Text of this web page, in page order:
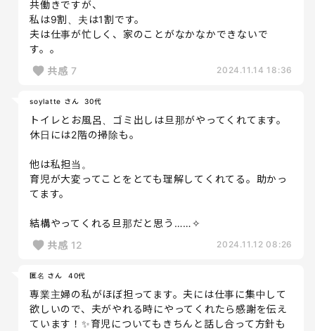
共働きですが、
私は9割、夫は1割です。
夫は仕事が忙しく、家のことがなかなかできないで
す。。
共感 7 2024.11.14 18:36
soylatte さん 30代
トイレとお風呂、ゴミ出しは旦那がやってくれてます。
休日には2階の掃除も。
他は私担当。
育児が大変ってことをとても理解してくれてる。助かっ
てます。
結構やってくれる旦那だと思う……✧
共感 12 2024.11.12 08:26
匿名 さん 40代
専業主婦の私がほぼ担ってます。夫には仕事に集中して
欲しいので、夫がやれる時にやってくれたら感謝を伝え
ています！✨育児についてもきちんと話し合って方針も